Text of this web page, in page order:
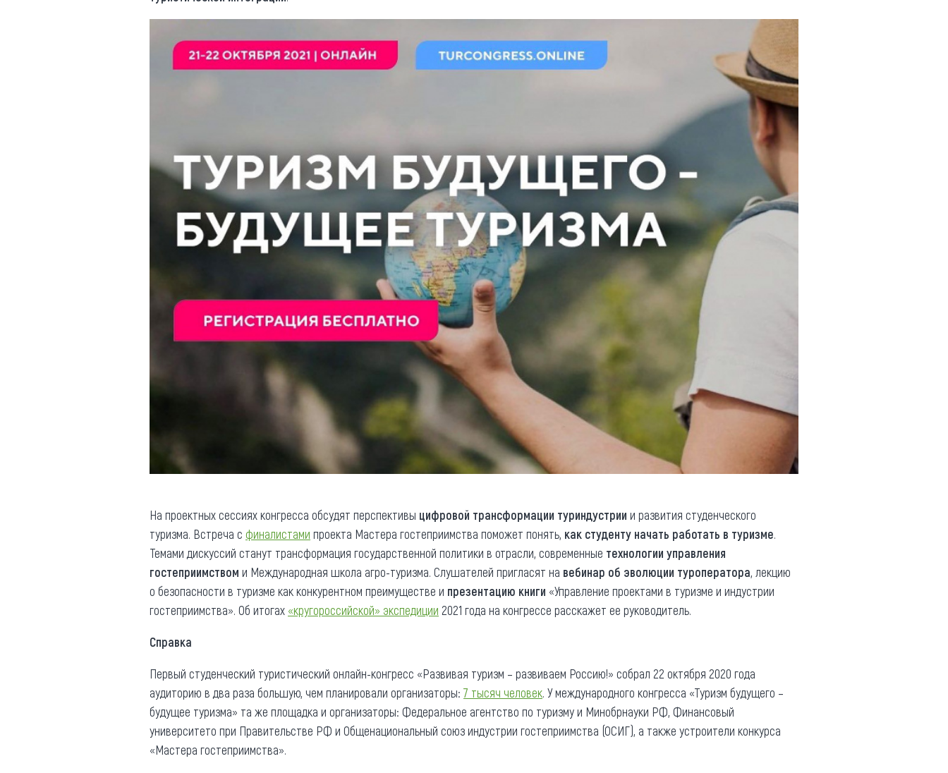
На проектных сессиях конгресса обсудят перспективы цифровой трансформации туриндустрии и развития студенческого
туризма. Встреча с финалистами проекта Мастера гостеприимства поможет понять, как студенту начать работать в туризме.
Темами дискуссий станут трансформация государственной политики в отрасли, современные технологии управления
гостеприимством и Международная школа агро-туризма. Слушателей пригласят на вебинар об эволюции туроператора, лекцию
о безопасности в туризме как конкурентном преимуществе и презентацию книги «Управление проектами в туризме и индустрии
гостеприимства». Об итогах «кругороссийской» экспедиции 2021 года на конгрессе расскажет ее руководитель.
Справка
Первый студенческий туристический онлайн-конгресс «Развивая туризм – развиваем Россию!» собрал 22 октября 2020 года
аудиторию в два раза большую, чем планировали организаторы: 7 тысяч человек. У международного конгресса «Туризм будущего –
будущее туризма» та же площадка и организаторы: Федеральное агентство по туризму и Минобрнауки РФ, Финансовый
университето при Правительстве РФ и Общенациональный союз индустрии гостеприимства (ОСИГ), а также устроители конкурса
«Мастера гостеприимства».